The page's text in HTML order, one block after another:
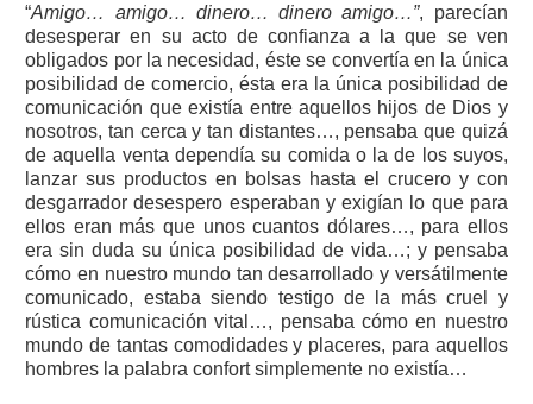
“Amigo… amigo… dinero… dinero amigo…”, parecían
desesperar en su acto de confianza a la que se ven
obligados por la necesidad, éste se convertía en la única
posibilidad de comercio, ésta era la única posibilidad de
comunicación que existía entre aquellos hijos de Dios y
nosotros, tan cerca y tan distantes…, pensaba que quizá
de aquella venta dependía su comida o la de los suyos,
lanzar sus productos en bolsas hasta el crucero y con
desgarrador desespero esperaban y exigían lo que para
ellos eran más que unos cuantos dólares…, para ellos
era sin duda su única posibilidad de vida…; y pensaba
cómo en nuestro mundo tan desarrollado y versátilmente
comunicado, estaba siendo testigo de la más cruel y
rústica comunicación vital…, pensaba cómo en nuestro
mundo de tantas comodidades y placeres, para aquellos
hombres la palabra confort simplemente no existía…